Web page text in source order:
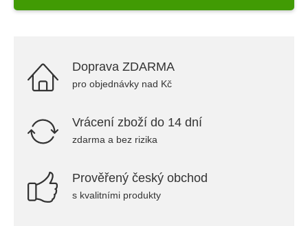
Doprava ZDARMA
pro objednávky nad Kč
Vrácení zboží do 14 dní
zdarma a bez rizika
Prověřený český obchod
s kvalitními produkty